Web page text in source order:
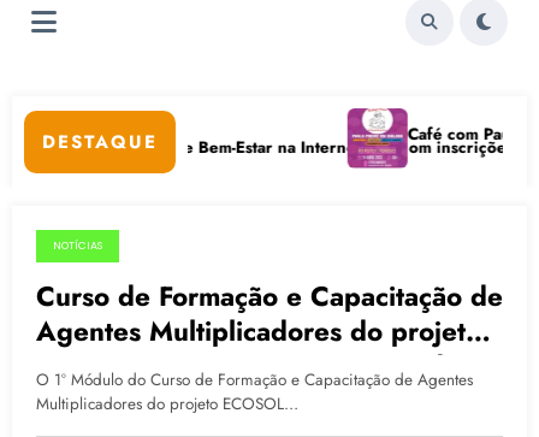
DESTAQUE
Digitais e Bem-Estar na Internet está com inscrições abertas
Café com Paulo
26.05.2015
NOTÍCIAS
Curso de Formação e Capacitação de
Agentes Multiplicadores do projeto
ECOSOL e POPRUA: Conectando
Vivências inicia 01/06
O 1º Módulo do Curso de Formação e Capacitação de Agentes
Multiplicadores do projeto ECOSOL…